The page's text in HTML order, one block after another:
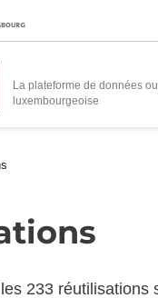
La plateforme de données
233 réutilisations